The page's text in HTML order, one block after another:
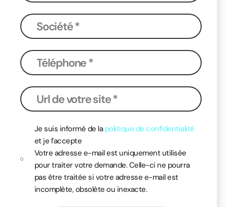
Je suis informé de la politique de confidentialité
et je l’accepte
Votre adresse e-mail est uniquement utilisée
pour traiter votre demande. Celle-ci ne pourra
pas être traitée si votre adresse e-mail est
incomplète, obsolète ou inexacte.